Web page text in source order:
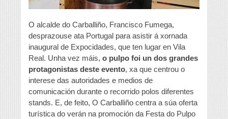
O alcalde do Carballiño, Francisco Fumega,
desprazouse ata Portugal para asistir á xornada
inaugural de Expocidades, que ten lugar en Vila
Real. Unha vez máis, o pulpo foi un dos grandes
protagonistas deste evento, xa que centrou o
interese das autoridades e medios de
comunicación durante o recorrido polos diferentes
stands. E, de feito, O Carballiño centra a súa oferta
turística do verán na promoción da Festa do Pulpo